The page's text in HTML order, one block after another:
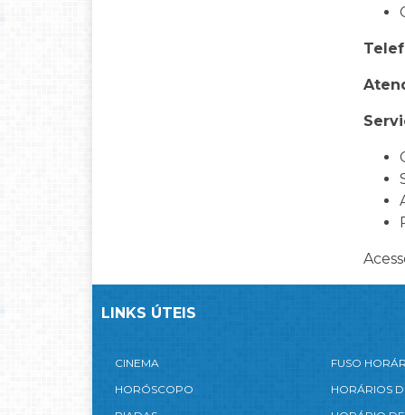
LINKS ÚTEIS
CINEMA
HORÓSCOPO
FUSO
HORÁRIOS